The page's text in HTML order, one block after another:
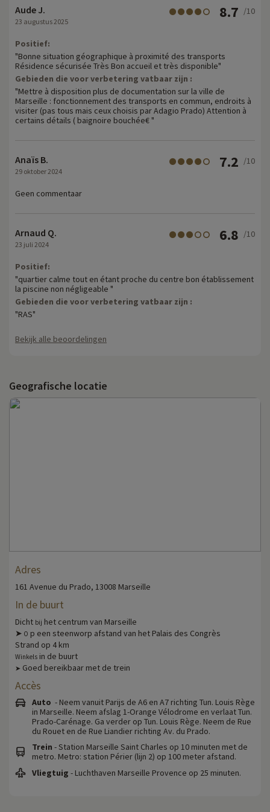
Aude J.
23 augustus 2025
8.7 /10
Positief:
"Bonne situation géographique à proximité des transports
Résidence sécurisée Très Bon accueil et très disponible"
Gebieden die voor verbetering vatbaar zijn :
"Mettre à disposition plus de documentation sur la ville de
Marseille : fonctionnement des transports en commun, endroits à
visiter (pas tous mais ceux choisis par Adagio Prado) Attention à
certains détails ( baignoire bouchée€ "
Anaïs B.
29 oktober 2024
7.2 /10
Geen commentaar
Arnaud Q.
23 juli 2024
6.8 /10
Positief:
"quartier calme tout en étant proche du centre bon établissement
la piscine non négligeable "
Gebieden die voor verbetering vatbaar zijn :
"RAS"
Bekijk alle beoordelingen
Geografische locatie
Adres
161 Avenue du Prado, 13008 Marseille
In de buurt
Dicht bij het centrum van Marseille
➤ O p een steenworp afstand van het Palais des Congrès
Strand op 4 km
Winkels in de buurt
➤ Goed bereikbaar met de trein
Accès
Auto - Neem vanuit Parijs de A6 en A7 richting Tun. Louis Rège
in Marseille. Neem afslag 1-Orange Vélodrome en verlaat Tun.
Prado-Carénage. Ga verder op Tun. Louis Rège. Neem de Rue
du Rouet en de Rue Liandier richting Av. du Prado.
Trein - Station Marseille Saint Charles op 10 minuten met de
metro. Metro: station Périer (lijn 2) op 100 meter afstand.
Vliegtuig - Luchthaven Marseille Provence op 25 minuten.